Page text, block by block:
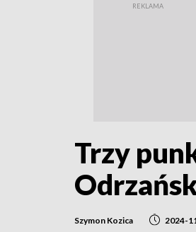
Trzy
Szymon Kozica 2024-